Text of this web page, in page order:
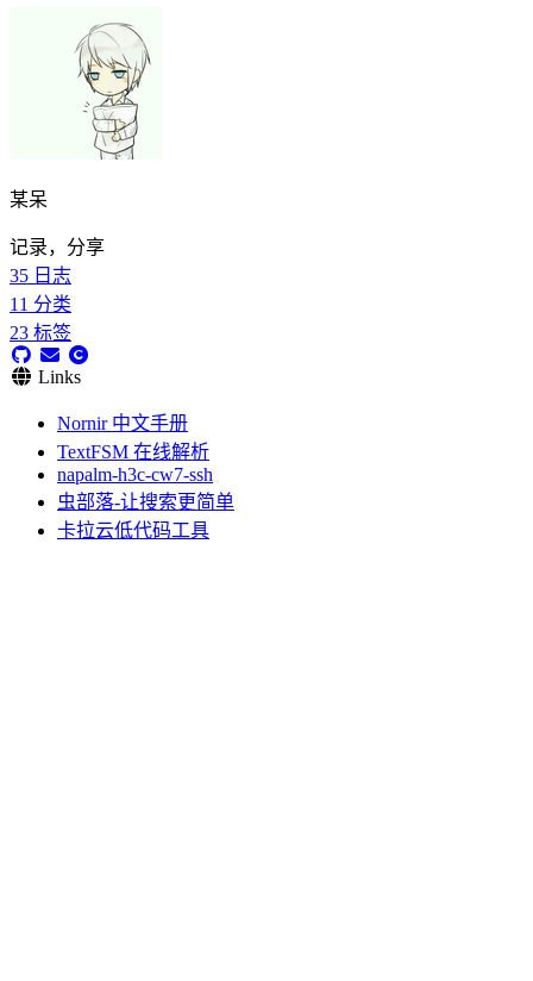
某呆
记录，分享
35 日志
11 分类
23 标签
Links
Nornir 中文手册
TextFSM 在线解析
napalm-h3c-cw7-ssh
虫部落-让搜索更简单
卡拉云低代码工具